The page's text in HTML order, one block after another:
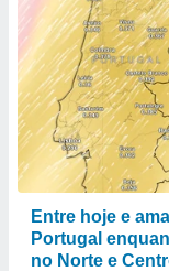
Entre hoje e
Portugal
no Norte e